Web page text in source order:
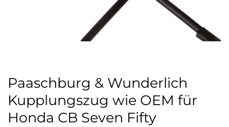
Paaschburg & Wunderlich
Kupplungszug wie OEM für
Honda CB Seven Fifty